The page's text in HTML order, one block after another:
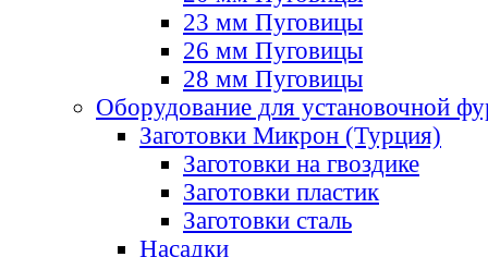
23 мм Пуговицы
26 мм Пуговицы
28 мм Пуговицы
Оборудование для установочной
Заготовки Микрон (Турция)
Заготовки на гвоздике
Заготовки пластик
Заготовки сталь
Насадки